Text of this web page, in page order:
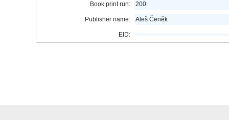
Book print run: 200
Publisher name: Aleš Čeněk
EID: